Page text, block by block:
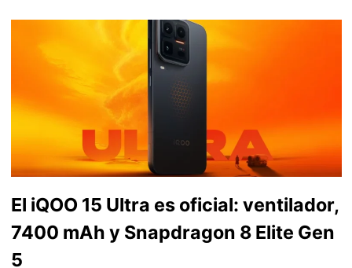
El iQOO 15 Ultra es oficial: ventilador,
7400 mAh y Snapdragon 8 Elite Gen
5